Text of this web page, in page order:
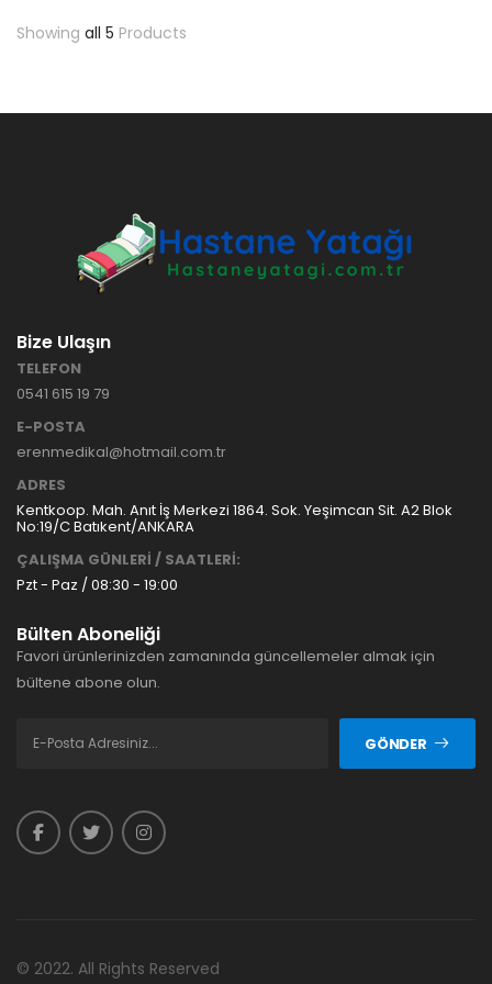
Showing all 5 Products
Bize Ulaşın
TELEFON
0541 615 19 79
E-POSTA
erenmedikal@hotmail.com.tr
ADRES
Kentkoop. Mah. Anıt İş Merkezi 1864. Sok. Yeşimcan Sit. A2 Blok
No:19/C Batıkent/ANKARA
ÇALIŞMA GÜNLERİ / SAATLERİ:
Pzt - Paz / 08:30 - 19:00
Bülten Aboneliği
Favori ürünlerinizden zamanında güncellemeler almak için
bültene abone olun.
GÖNDER
© 2022. All Rights Reserved